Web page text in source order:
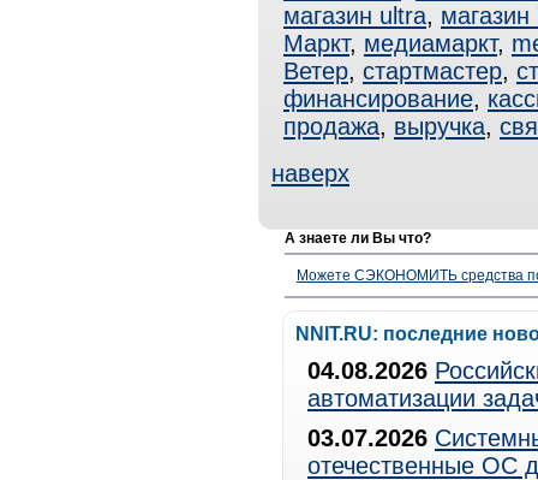
магазин ultra, магазин
Маркт, медиамаркт,
Ветер, стартмастер,
финансирование,
продажа, выручка,
наверх
А знаете ли Вы что?
Можете СЭКОНОМИТЬ средства
NNIT.RU: последние
04.08.2026
автоматизации
03.07.2026
отечественные ОС